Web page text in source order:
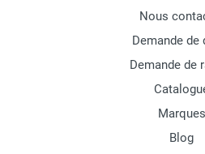
Nous
Demande de
Demande de
Marques
Blog